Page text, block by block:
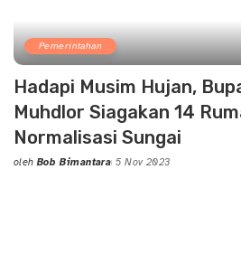
Pemerintahan
Hadapi Musim Hujan,
Muhdlor Siagakan 14
Normalisasi Sungai
Posted
oleh Bob Bimantara 5 Nov 2023